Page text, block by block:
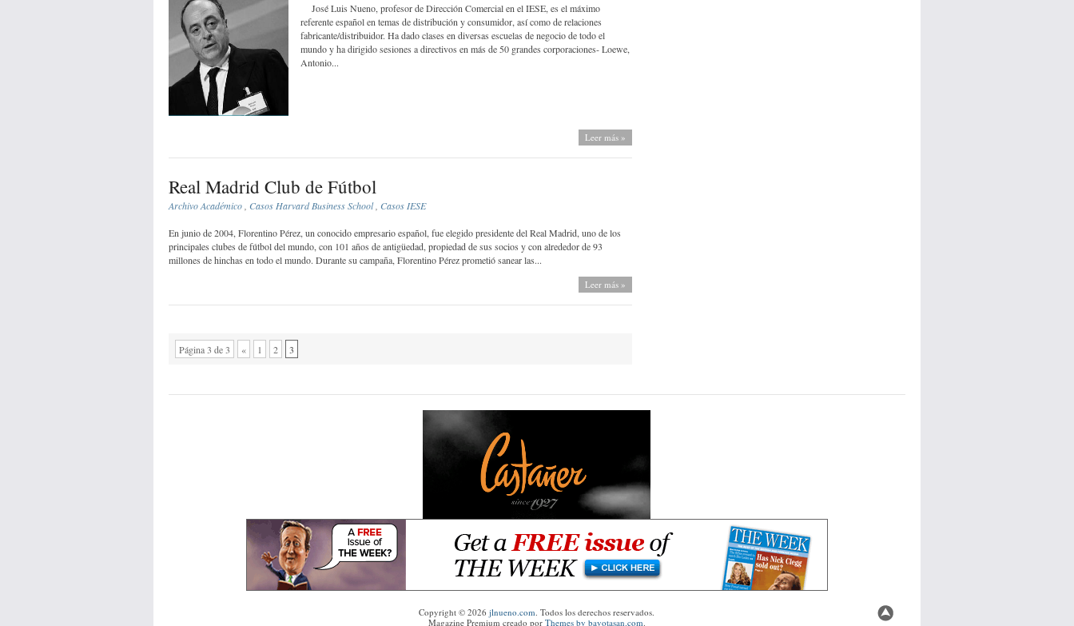
José Luis Nueno, profesor de Dirección Comercial en el IESE, es el máximo
referente español en temas de distribución y consumidor, así como de relaciones
fabricante/distribuidor. Ha dado clases en diversas escuelas de negocio de todo el
mundo y ha dirigido sesiones a directivos en más de 50 grandes corporaciones- Loewe,
Antonio...
Leer más »
Real Madrid Club de Fútbol
Archivo Académico Casos Harvard Business School, Casos IESE
En junio de 2004, Florentino Pérez, un conocido empresario español, fue elegido presidente del Real Madrid, uno de los
principales clubes de fútbol del mundo, con 101 años de antigüedad, propiedad de sus socios y con alrededor de 93
millones de hinchas en todo el mundo. Durante su campaña, Florentino Pérez prometió sanear las...
Leer más »
Página 3 de 3 « 1 2 3
Copyright © 2026jlnueno.com . Todos los derechos reservados.
Magazine Premium creado por Themes by bavotasan.com